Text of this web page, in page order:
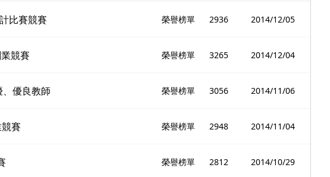
比賽競賽 榮譽榜單 2936 2014/12/05
競賽 榮譽榜單 3265 2014/12/04
、優良教師 榮譽榜單 3056 2014/11/06
賽 榮譽榜單 2948 2014/11/04
榮譽榜單 2812 2014/10/29